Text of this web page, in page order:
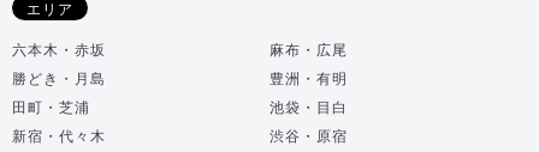
エリア
六本木・赤坂
麻布・広尾
勝どき・月島
豊洲・有明
田町・芝浦
池袋・目白
新宿・代々木
渋谷・原宿